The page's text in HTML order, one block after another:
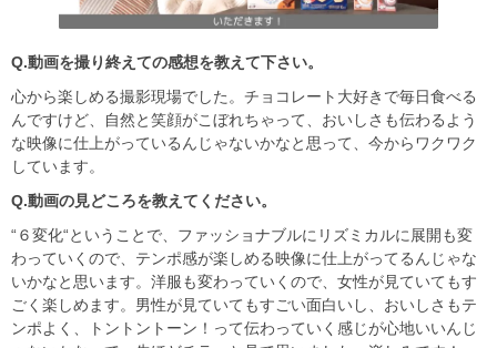
Q.動画を撮り終えての感想を教えて下さい。
心から楽しめる撮影現場でした。チョコレート大好きで毎日食べる
んですけど、自然と笑顔がこぼれちゃって、おいしさも伝わるよう
な映像に仕上がっているんじゃないかなと思って、今からワクワク
しています。
Q.動画の見どころを教えてください。
“６変化“ということで、ファッショナブルにリズミカルに展開も変
わっていくので、テンポ感が楽しめる映像に仕上がってるんじゃな
いかなと思います。洋服も変わっていくので、女性が見ていてもす
ごく楽しめます。男性が見ていてもすごい面白いし、おいしさもテ
ンポよく、トントントーン！って伝わっていく感じが心地いいんじ